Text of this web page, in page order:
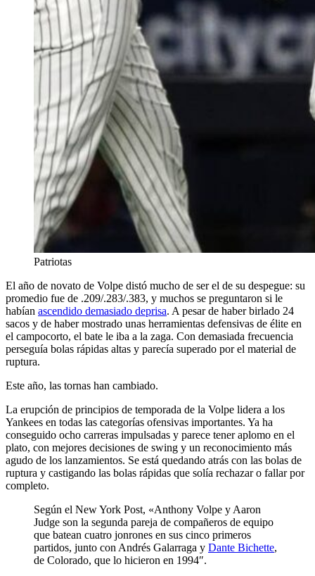
Patriotas
El año de novato de Volpe distó mucho de ser el de su despegue: su
promedio fue de .209/.283/.383, y muchos se preguntaron si le
habían ascendido demasiado deprisa. A pesar de haber birlado 24
sacos y de haber mostrado unas herramientas defensivas de élite en
el campocorto, el bate le iba a la zaga. Con demasiada frecuencia
perseguía bolas rápidas altas y parecía superado por el material de
ruptura.
Este año, las tornas han cambiado.
La erupción de principios de temporada de la Volpe lidera a los
Yankees en todas las categorías ofensivas importantes. Ya ha
conseguido ocho carreras impulsadas y parece tener aplomo en el
plato, con mejores decisiones de swing y un reconocimiento más
agudo de los lanzamientos. Se está quedando atrás con las bolas de
ruptura y castigando las bolas rápidas que solía rechazar o fallar por
completo.
Según el New York Post, «Anthony Volpe y Aaron
Judge son la segunda pareja de compañeros de equipo
que batean cuatro jonrones en sus cinco primeros
partidos, junto con Andrés Galarraga y Dante Bichette,
de Colorado, que lo hicieron en 1994″.